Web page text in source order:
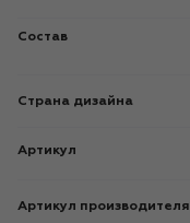
Состав
Страна дизайна
Артикул
Артикул производителя